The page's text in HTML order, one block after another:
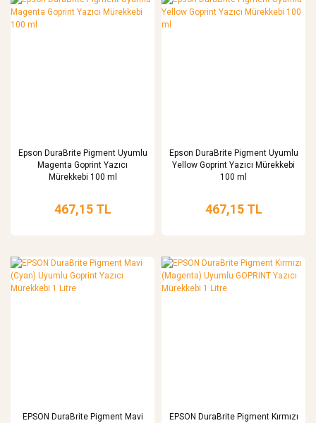
Epson DuraBrite Pigment Uyumlu
Magenta Goprint Yazıcı
Mürekkebi 100 ml
467,15 TL
Epson DuraBrite Pigment Uyumlu
Yellow Goprint Yazıcı Mürekkebi
100 ml
467,15 TL
EPSON DuraBrite Pigment Mavi
EPSON DuraBrite Pigment Kırmızı